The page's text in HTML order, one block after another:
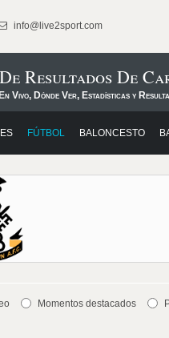
info@live2sport.com
Resultados De
Vivo, Dónde Ver, Estadísticas y
FÚTBOL BALONCESTO
Momentos destacados